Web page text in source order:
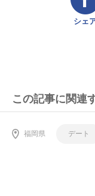
シェ
この記事に関連
福岡県 デート